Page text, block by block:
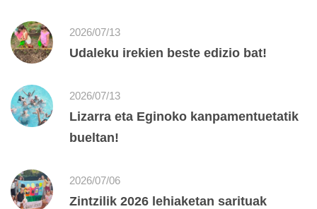
2026/07/13
Udaleku irekien beste edizio bat!
2026/07/13
Lizarra eta Eginoko kanpamentuetatik
bueltan!
2026/07/06
Zintzilik 2026 lehiaketan sarituak